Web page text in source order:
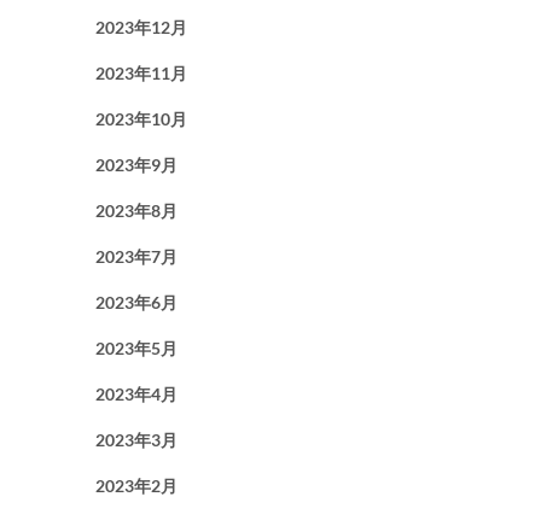
2023年12月
2023年11月
2023年10月
2023年9月
2023年8月
2023年7月
2023年6月
2023年5月
2023年4月
2023年3月
2023年2月